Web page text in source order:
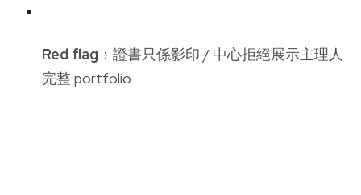
Red flag ：證書只係影印 / 中心拒絕展示主理人
完整 portfolio